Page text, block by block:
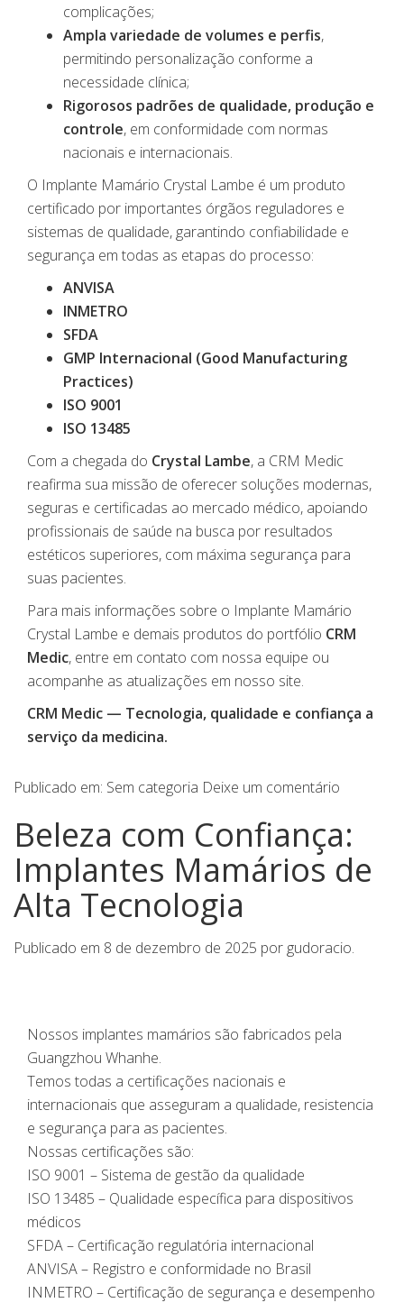
complicações;
Ampla variedade de volumes e perfis,
permitindo personalização conforme a
necessidade clínica;
Rigorosos padrões de qualidade, produção e
controle, em conformidade com normas
nacionais e internacionais.
O Implante Mamário Crystal Lambe é um produto
certificado por importantes órgãos reguladores e
sistemas de qualidade, garantindo confiabilidade e
segurança em todas as etapas do processo:
ANVISA
INMETRO
SFDA
GMP Internacional (Good Manufacturing
Practices)
ISO 9001
ISO 13485
Com a chegada do Crystal Lambe, a CRM Medic
reafirma sua missão de oferecer soluções modernas,
seguras e certificadas ao mercado médico, apoiando
profissionais de saúde na busca por resultados
estéticos superiores, com máxima segurança para
suas pacientes.
Para mais informações sobre o Implante Mamário
Crystal Lambe e demais produtos do portfólio CRM
Medic, entre em contato com nossa equipe ou
acompanhe as atualizações em nosso site.
CRM Medic — Tecnologia, qualidade e confiança a
serviço da medicina.
Publicado em: Sem categoria Deixe um comentário
Beleza com Confiança:
Implantes Mamários de
Alta Tecnologia
Publicado em 8 de dezembro de 2025 por gudoracio.
Nossos implantes mamários são fabricados pela
Guangzhou Whanhe.
Temos todas a certificações nacionais e
internacionais que asseguram a qualidade, resistencia
e segurança para as pacientes.
Nossas certificações são:
ISO 9001 – Sistema de gestão da qualidade
ISO 13485 – Qualidade específica para dispositivos
médicos
SFDA – Certificação regulatória internacional
ANVISA – Registro e conformidade no Brasil
INMETRO – Certificação de segurança e desempenho